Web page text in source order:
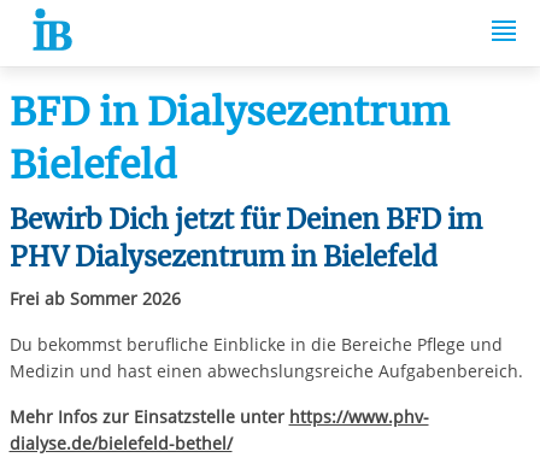
Springe zum Inhalt
BFD in Dialysezentrum
Bielefeld
Bewirb Dich jetzt für Deinen BFD im
PHV Dialysezentrum in Bielefeld
Frei ab Sommer 2026
Du bekommst berufliche Einblicke in die Bereiche Pflege und
Medizin und hast einen abwechslungsreiche Aufgabenbereich.
Mehr Infos zur Einsatzstelle unter https://www.phv-
dialyse.de/bielefeld-bethel/